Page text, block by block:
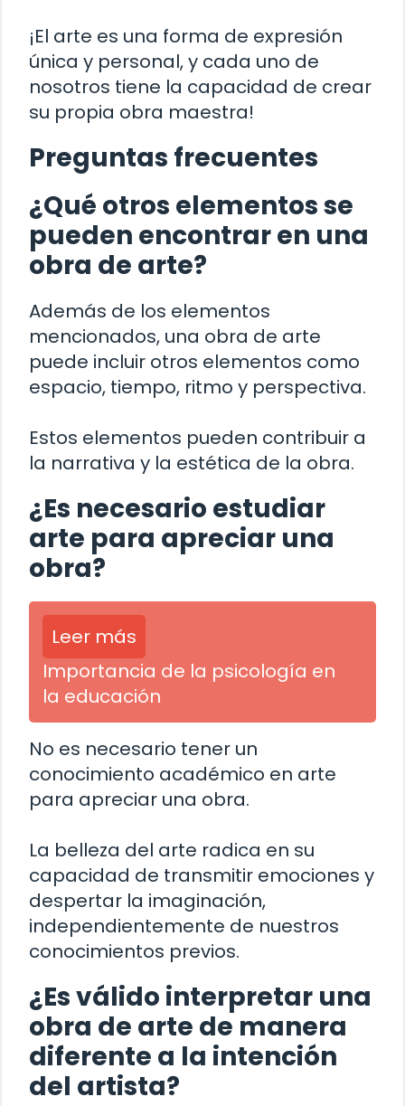
¡El arte es una forma de expresión
única y personal, y cada uno de
nosotros tiene la capacidad de crear
su propia obra maestra!
Preguntas frecuentes
¿Qué otros elementos se
pueden encontrar en una
obra de arte?
Además de los elementos
mencionados, una obra de arte
puede incluir otros elementos como
espacio, tiempo, ritmo y perspectiva.
Estos elementos pueden contribuir a
la narrativa y la estética de la obra.
¿Es necesario estudiar
arte para apreciar una
obra?
Leer más
Importancia de la psicología en
la educación
No es necesario tener un
conocimiento académico en arte
para apreciar una obra.
La belleza del arte radica en su
capacidad de transmitir emociones y
despertar la imaginación,
independientemente de nuestros
conocimientos previos.
¿Es válido interpretar una
obra de arte de manera
diferente a la intención
del artista?